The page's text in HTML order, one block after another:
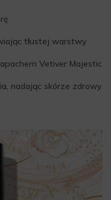
tłustej warstwy
Vetiver Majestic
nadając skórze zdrowy